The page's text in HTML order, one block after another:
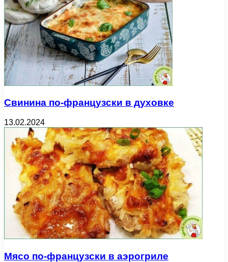
Свинина по-французски в духовке
13.02.2024
Мясо по-французски в аэрогриле